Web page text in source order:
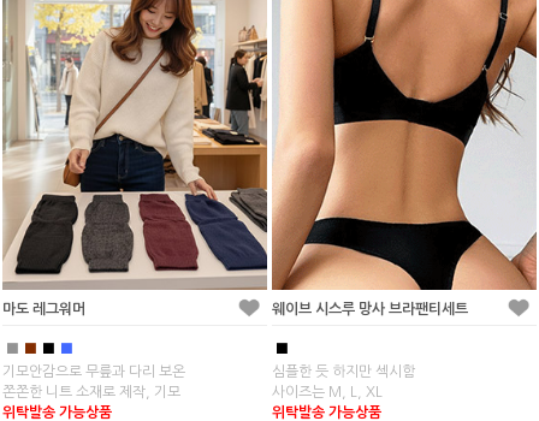
마도 레그워머
■ ■ ■ ■
기모안감으로 무릎과 다리 보온
쫀쫀한 니트 소재로 제작, 기모
위탁발송 가능상품
웨이브 시스루 망사 브라팬티세트
■
심플한 듯 하지만 섹시함
사이즈는 M, L, XL
위탁발송 가능상품